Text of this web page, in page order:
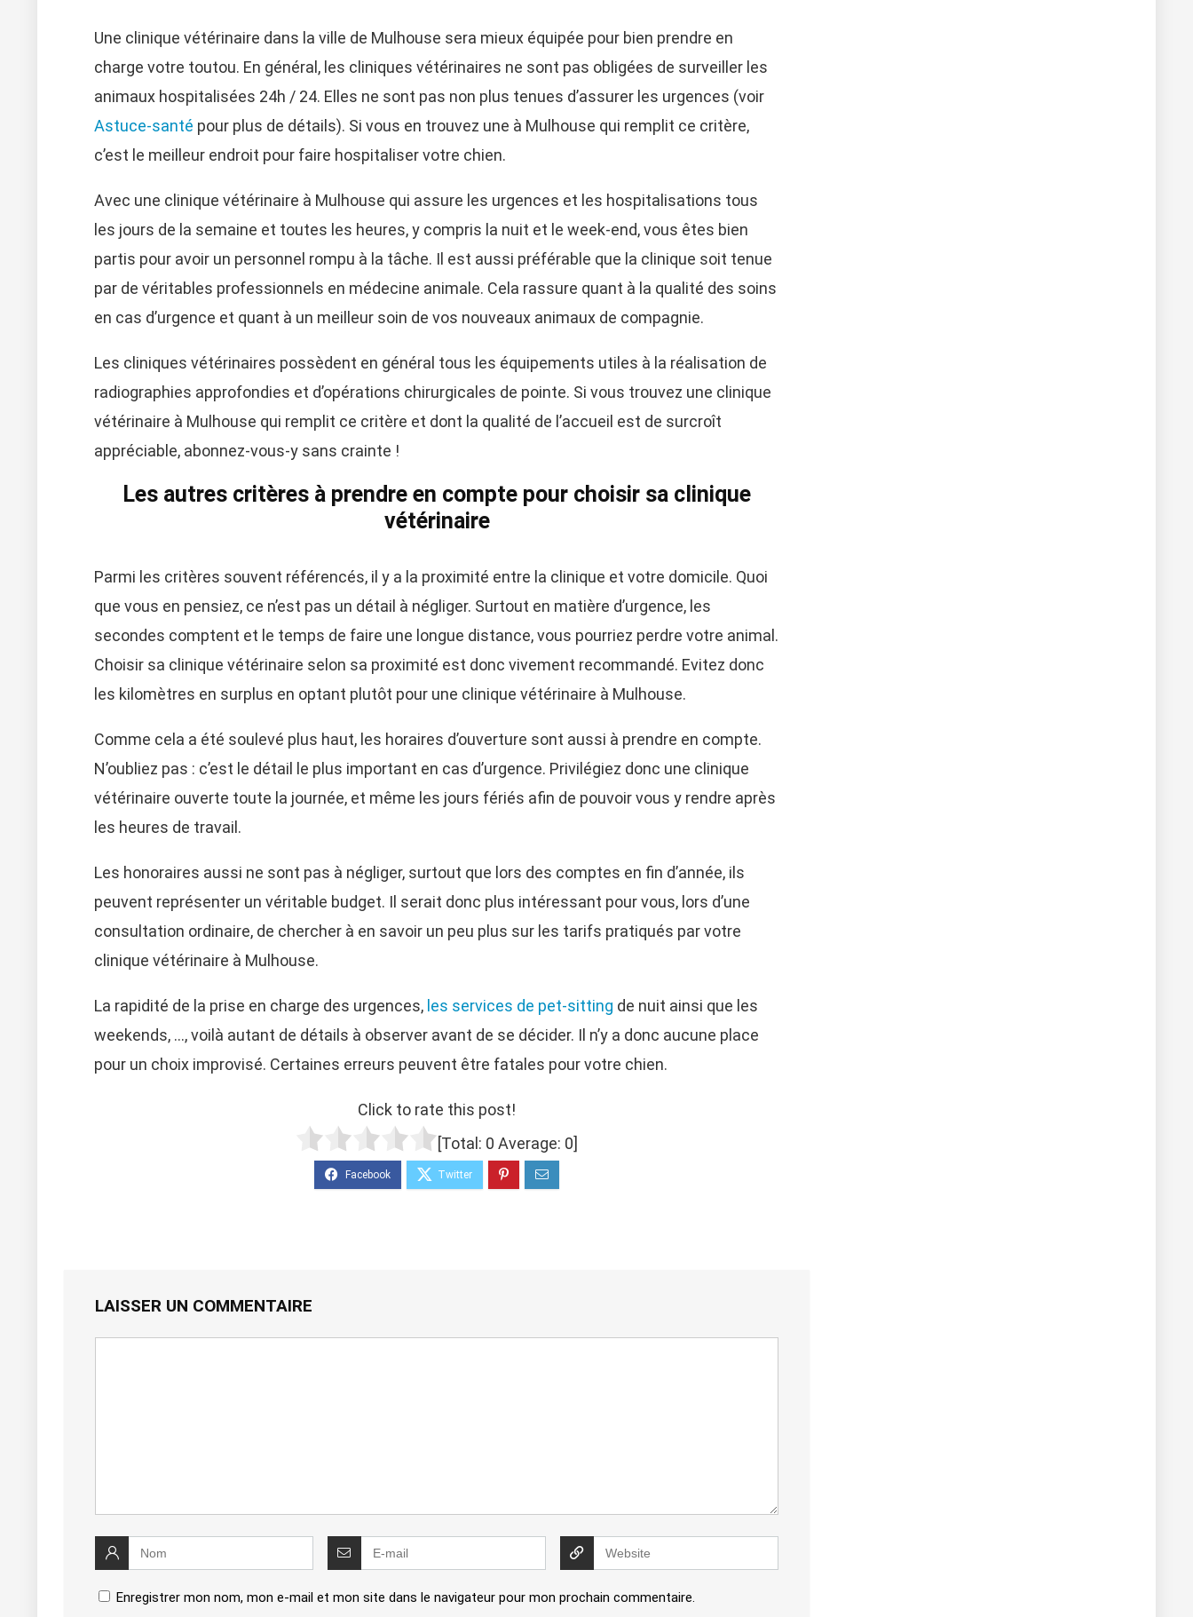
Une clinique vétérinaire dans la ville de Mulhouse sera mieux équipée pour bien prendre en
charge votre toutou. En général, les cliniques vétérinaires ne sont pas obligées de surveiller les
animaux hospitalisées 24h / 24. Elles ne sont pas non plus tenues d’assurer les urgences (voir
Astuce-santé pour plus de détails). Si vous en trouvez une à Mulhouse qui remplit ce critère,
c’est le meilleur endroit pour faire hospitaliser votre chien.
Avec une clinique vétérinaire à Mulhouse qui assure les urgences et les hospitalisations tous
les jours de la semaine et toutes les heures, y compris la nuit et le week-end, vous êtes bien
partis pour avoir un personnel rompu à la tâche. Il est aussi préférable que la clinique soit tenue
par de véritables professionnels en médecine animale. Cela rassure quant à la qualité des soins
en cas d’urgence et quant à un meilleur soin de vos nouveaux animaux de compagnie.
Les cliniques vétérinaires possèdent en général tous les équipements utiles à la réalisation de
radiographies approfondies et d’opérations chirurgicales de pointe. Si vous trouvez une clinique
vétérinaire à Mulhouse qui remplit ce critère et dont la qualité de l’accueil est de surcroît
appréciable, abonnez-vous-y sans crainte !
Les autres critères à prendre en compte pour choisir sa clinique
vétérinaire
Parmi les critères souvent référencés, il y a la proximité entre la clinique et votre domicile. Quoi
que vous en pensiez, ce n’est pas un détail à négliger. Surtout en matière d’urgence, les
secondes comptent et le temps de faire une longue distance, vous pourriez perdre votre animal.
Choisir sa clinique vétérinaire selon sa proximité est donc vivement recommandé. Evitez donc
les kilomètres en surplus en optant plutôt pour une clinique vétérinaire à Mulhouse.
Comme cela a été soulevé plus haut, les horaires d’ouverture sont aussi à prendre en compte.
N’oubliez pas : c’est le détail le plus important en cas d’urgence. Privilégiez donc une clinique
vétérinaire ouverte toute la journée, et même les jours fériés afin de pouvoir vous y rendre après
les heures de travail.
Les honoraires aussi ne sont pas à négliger, surtout que lors des comptes en fin d’année, ils
peuvent représenter un véritable budget. Il serait donc plus intéressant pour vous, lors d’une
consultation ordinaire, de chercher à en savoir un peu plus sur les tarifs pratiqués par votre
clinique vétérinaire à Mulhouse.
La rapidité de la prise en charge des urgences, les services de pet-sitting de nuit ainsi que les
weekends, …, voilà autant de détails à observer avant de se décider. Il n’y a donc aucune place
pour un choix improvisé. Certaines erreurs peuvent être fatales pour votre chien.
Click to rate this post!
[Total: 0 Average: 0]
LAISSER UN COMMENTAIRE
Enregistrer mon nom, mon e-mail et mon site dans le navigateur pour mon prochain commentaire.